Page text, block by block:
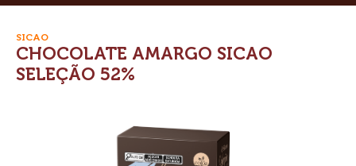
content
SICAO
CHOCOLATE AMARGO SICAO
SELEÇÃO 52%